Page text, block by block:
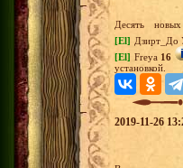
Десять
[El] Дзирт_До
[El] Freya 16
установкой.
2019-11-26